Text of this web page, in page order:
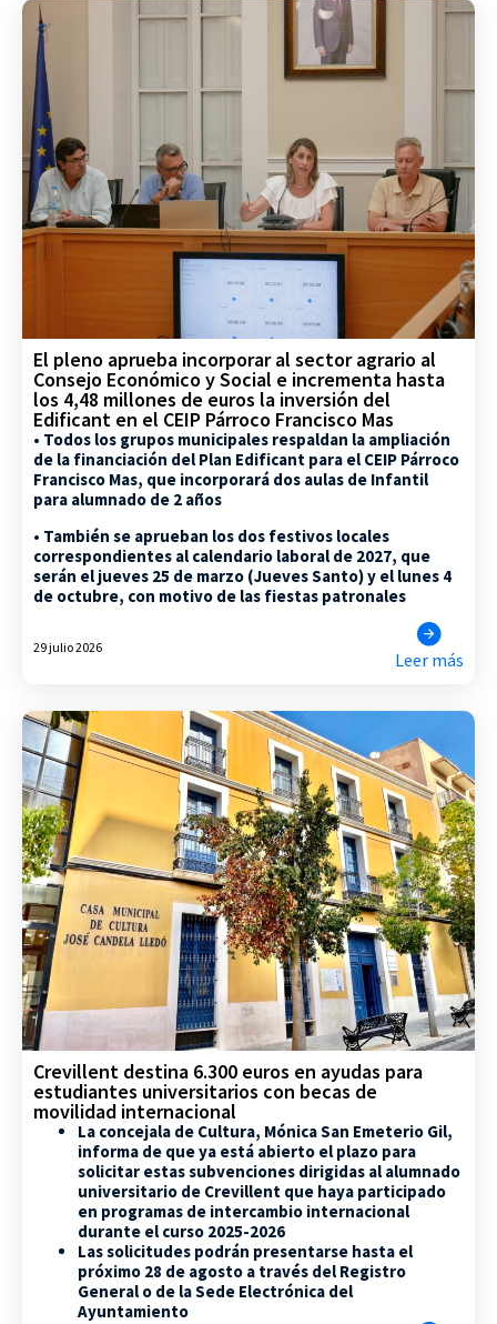
El pleno aprueba incorporar al sector agrario al
Consejo Económico y Social e incrementa hasta
los 4,48 millones de euros la inversión del
Edificant en el CEIP Párroco Francisco Mas
• Todos los grupos municipales respaldan la ampliación
de la financiación del Plan Edificant para el CEIP Párroco
Francisco Mas, que incorporará dos aulas de Infantil
para alumnado de 2 años
• También se aprueban los dos festivos locales
correspondientes al calendario laboral de 2027, que
serán el jueves 25 de marzo (Jueves Santo) y el lunes 4
de octubre, con motivo de las fiestas patronales
29 julio 2026
Leer más
Crevillent destina 6.300 euros en ayudas para
estudiantes universitarios con becas de
movilidad internacional
La concejala de Cultura, Mónica San Emeterio Gil,
informa de que ya está abierto el plazo para
solicitar estas subvenciones dirigidas al alumnado
universitario de Crevillent que haya participado
en programas de intercambio internacional
durante el curso 2025-2026
Las solicitudes podrán presentarse hasta el
próximo 28 de agosto a través del Registro
General o de la Sede Electrónica del
Ayuntamiento